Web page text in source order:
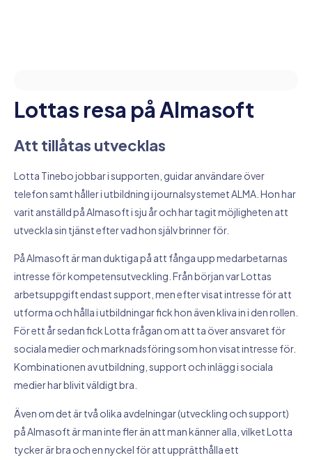
Lottas resa på Almasoft
Att tillåtas utvecklas
Lotta Tinebo jobbar i supporten, guidar användare över
telefon samt håller i utbildning i journalsystemet ALMA. Hon har
varit anställd på Almasoft i sju år och har tagit möjligheten att
utveckla sin tjänst efter vad hon själv brinner för.
På Almasoft är man duktiga på att fånga upp medarbetarnas
intresse för kompetensutveckling. Från början var Lottas
arbetsuppgift endast support, men efter visat intresse för att
utforma och hålla i utbildningar fick hon även kliva in i den rollen.
För ett år sedan fick Lotta frågan om att ta över ansvaret för
sociala medier och marknadsföring som hon visat intresse för.
Kombinationen av utbildning, support och inlägg i sociala
medier har blivit väldigt bra.
Även om det är två olika avdelningar (utveckling och support)
på Almasoft är man inte fler än att man känner alla, vilket Lotta
tycker är bra och en nyckel för att upprätthålla ett